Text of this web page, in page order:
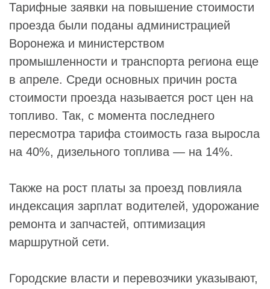
Тарифные заявки на повышение стоимости
проезда были поданы администрацией
Воронежа и министерством
промышленности и транспорта региона еще
в апреле. Среди основных причин роста
стоимости проезда называется рост цен на
топливо. Так, с момента последнего
пересмотра тарифа стоимость газа выросла
на 40%, дизельного топлива — на 14%.
Также на рост платы за проезд повлияла
индексация зарплат водителей, удорожание
ремонта и запчастей, оптимизация
маршрутной сети.
Городские власти и перевозчики указывают,